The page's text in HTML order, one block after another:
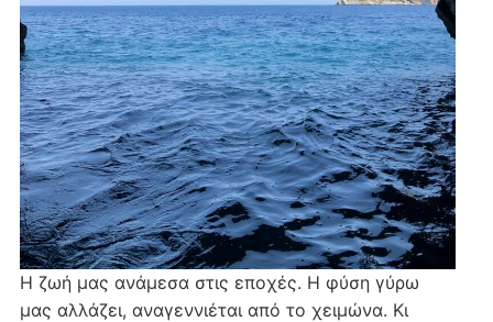
Η ζωή μας ανάμεσα στις εποχές. Η φύση γύρω
μας αλλάζει, αναγεννιέται από το χειμώνα. Κι